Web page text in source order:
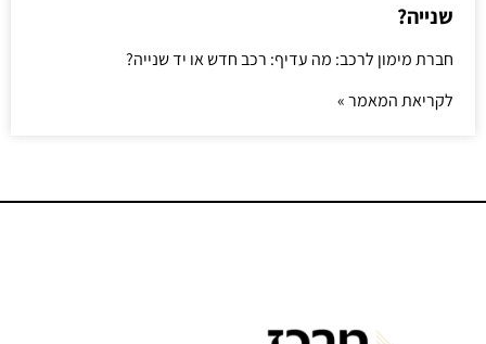
שנייה?
חברת מימון לרכב: מה עדיף: רכב חדש או יד שנייה?
לקריאת המאמר »